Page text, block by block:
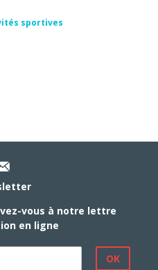
sportives
vous à notre lettre
en ligne